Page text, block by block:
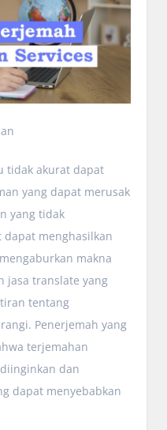
tidak akurat dapat
yang dapat merusak
yang tidak
menghasilkan
makna
jasa translate yang
tentang
Penerjemah yang
terjemahan
dan
dapat menyebabkan